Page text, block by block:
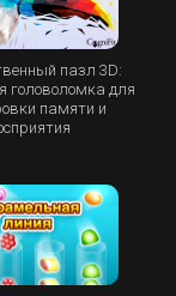
пазл 3D:
головоломка для
памяти и